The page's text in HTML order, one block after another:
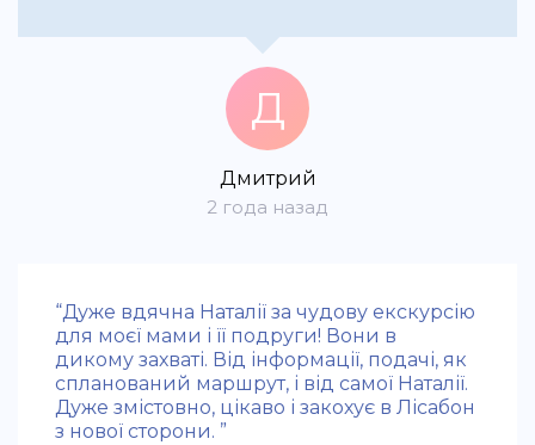
Д
Дмитрий
2 года назад
“Дуже вдячна Наталії за чудову екскурсію
для моєї мами і її подруги! Вони в
дикому захваті. Від інформації, подачі, як
спланований маршрут, і від самої Наталії.
Дуже змістовно, цікаво і закохує в Лісабон
з нової сторони. ”